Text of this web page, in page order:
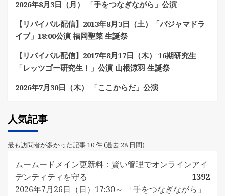
2026年8月3日（月） 「手をつなぎながら」公演
【リバイバル配信】2013年8月3日（土）「パジャマドラ
イブ」18:00公演 福岡聖菜 生誕祭
【リバイバル配信】2017年8月17日（木） 16期研究生
「レッツゴー研究生！」公演 山根涼羽 生誕祭
2026年7月30日（木） 「ここからだ」公演
人気記事
最も訪問者が多かった記事 10 件 (過去 28 日間)
ムームードメイン更新料：賢い管理でオンラインアイ
デンティティを守る
1392
2026年7月26日（日）17:30～ 「手をつなぎながら」